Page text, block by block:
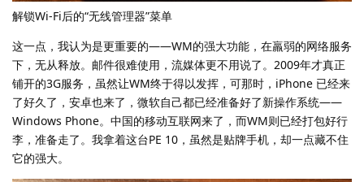
解锁Wi-Fi后的“无线管理器”菜单
这一点，我认为是更重要的——WM的强大功能，在羸弱的网络服务
下，无从释放。邮件很难使用，流媒体更不用说了。2009年才真正
铺开的3G服务，虽然让WM终于得以发挥，可那时，iPhone 已经来
了好久了，安卓也来了，微软自己都已经准备好了新操作系统——
Windows Phone。中国的移动互联网来了，而WM则已经打包好行
李，准备走了。我拿着这台PE 10，虽然是贴牌手机，却一点藏不住
它的强大。